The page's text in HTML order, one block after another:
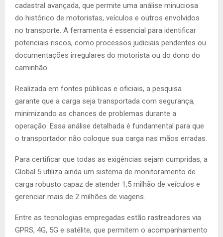
cadastral avançada, que permite uma análise minuciosa
do histórico de motoristas, veículos e outros envolvidos
no transporte. A ferramenta é essencial para identificar
potenciais riscos, como processos judiciais pendentes ou
documentações irregulares do motorista ou do dono do
caminhão.
Realizada em fontes públicas e oficiais, a pesquisa
garante que a carga seja transportada com segurança,
minimizando as chances de problemas durante a
operação. Essa análise detalhada é fundamental para que
o transportador não coloque sua carga nas mãos erradas.
Para certificar que todas as exigências sejam cumpridas, a
Global 5 utiliza ainda um sistema de monitoramento de
carga robusto capaz de atender 1,5 milhão de veículos e
gerenciar mais de 2 milhões de viagens.
Entre as tecnologias empregadas estão rastreadores via
GPRS, 4G, 5G e satélite, que permitem o acompanhamento